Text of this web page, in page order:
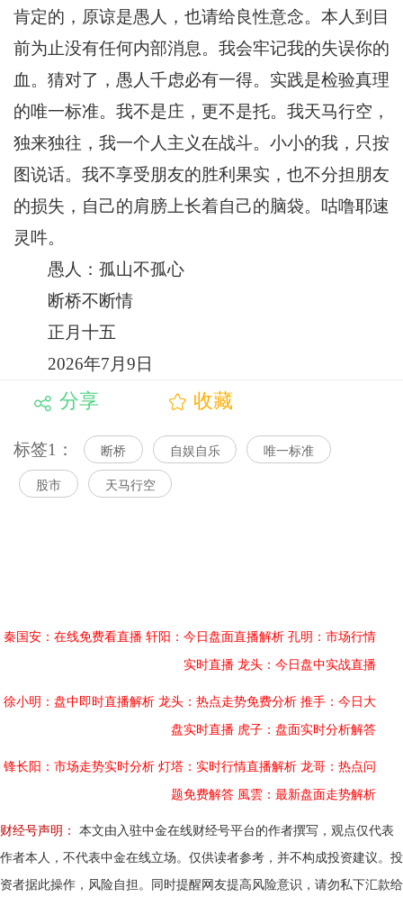
肯定的，原谅是愚人，也请给良性意念。本人到目
前为止没有任何内部消息。我会牢记我的失误你的
血。猜对了，愚人千虑必有一得。实践是检验真理
的唯一标准。我不是庄，更不是托。我天马行空，
独来独往，我一个人主义在战斗。小小的我，只按
图说话。我不享受朋友的胜利果实，也不分担朋友
的损失，自己的肩膀上长着自己的脑袋。咕噜耶速
灵吽。
愚人：孤山不孤心
断桥不断情
正月十五
2026年7月9日
分享 收藏
标签1： 断桥 自娱自乐 唯一标准
股市 天马行空
秦国安：在线免费看直播 轩阳：今日盘面直播解析 孔明：市场行情
实时直播 龙头：今日盘中实战直播
徐小明：盘中即时直播解析 龙头：热点走势免费分析 推手：今日大
盘实时直播 虎子：盘面实时分析解答
锋长阳：市场走势实时分析 灯塔：实时行情直播解析 龙哥：热点问
题免费解答 風雲：最新盘面走势解析
财经号声明：
本文由入驻中金在线财经号平台的作者撰写，观点仅代表
作者本人，不代表中金在线立场。仅供读者参考，并不构成投资建议。投
资者据此操作，风险自担。同时提醒网友提高风险意识，请勿私下汇款给